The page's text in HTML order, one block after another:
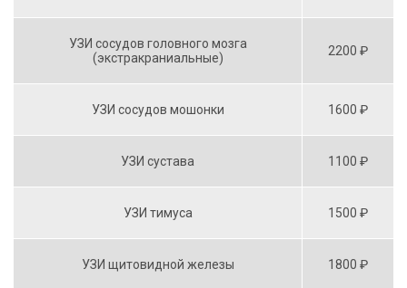
УЗИ сосудов головного мозга
(экстракраниальные)
2200 ₽
УЗИ сосудов мошонки 1600 ₽
УЗИ сустава 1100 ₽
УЗИ тимуса 1500 ₽
УЗИ щитовидной железы 1800 ₽